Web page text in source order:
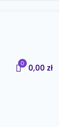
0 0,00 zł